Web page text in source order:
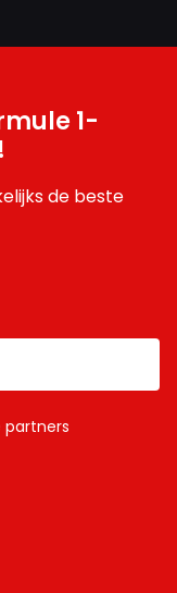
1-
de beste
partners